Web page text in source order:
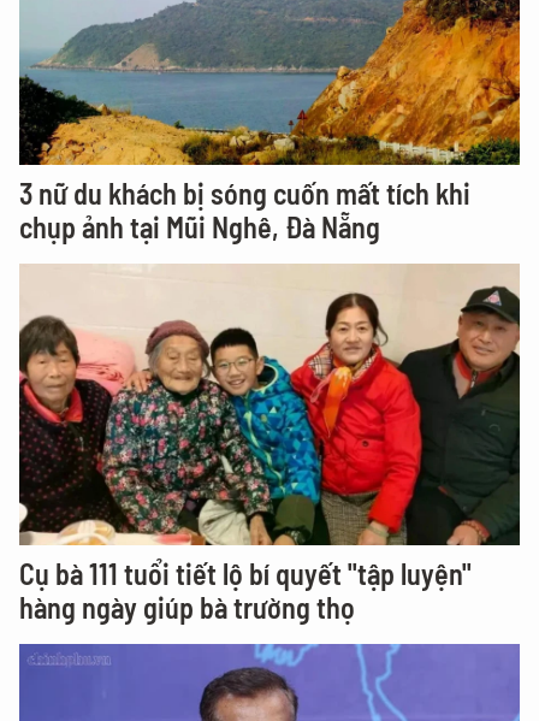
3 nữ du khách bị sóng cuốn mất tích khi
chụp ảnh tại Mũi Nghê, Đà Nẵng
Cụ bà 111 tuổi tiết lộ bí quyết "tập luyện"
hàng ngày giúp bà trường thọ